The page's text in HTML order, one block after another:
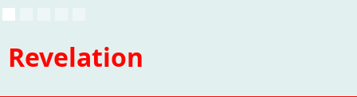
Revelation